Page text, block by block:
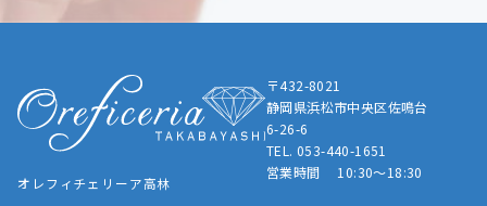
オレフィチェリーア高林
〒432-8021
静岡県浜松市中央区佐鳴台
6-26-6
TEL. 053-440-1651
営業時間 10:30～18:30